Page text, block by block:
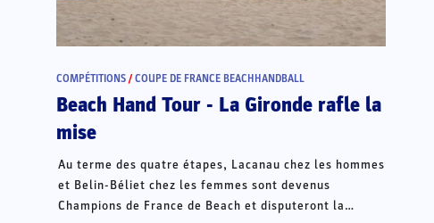
COMPÉTITIONS /COUPE DE FRANCE BEACHHANDBALL
Beach Hand Tour - La Gironde rafle la
mise
Au terme des quatre étapes, Lacanau chez les hommes
et Belin-Béliet chez les femmes sont devenus
Champions de France de Beach et disputeront la